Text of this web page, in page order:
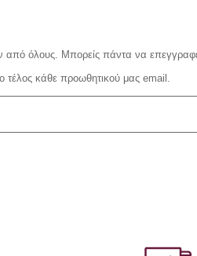
από όλους.
Μπορείς πάντα να
τέλος κάθε προωθητικού μας email.